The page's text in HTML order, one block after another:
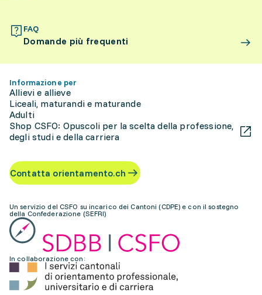
FAQ
Domande più frequenti
Informazione per
Allievi e allieve
Liceali, maturandi e maturande
Adulti
Shop CSFO: Opuscoli per la scelta della professione,
degli studi e della carriera
Contatta orientamento.ch
Un servizio del CSFO su incarico dei Cantoni (CDPE) e con il sostegno
della Confederazione (SEFRI)
In collaborazione con: